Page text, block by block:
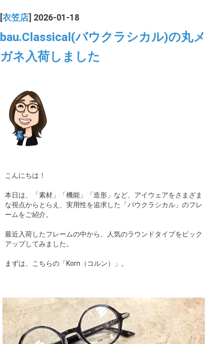
お客さまの声
コラム
ブログ
衣笠店 ] 2026-01-18
bau.Classical(バウクラシカル)の丸メ
ガネ入荷しました
こんにちは！
本日は、「素材」「機能」「造形」など、アイウェアをさまざま
な視点からとらえ、実用性を追求した「バウクラシカル」のフレ
ームをご紹介。
最近入荷したフレームの中から、人気のラウンドタイプをピック
アップしてみました。
まずは、こちらの「Korn（コルン）」。